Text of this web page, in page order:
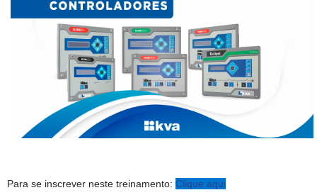
Para se inscrever neste treinamento: Clique aqui